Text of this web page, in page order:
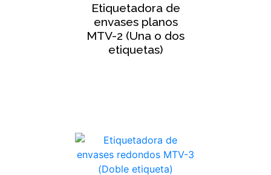
Etiquetadora de
envases planos
MTV-2 (Una o dos
etiquetas)